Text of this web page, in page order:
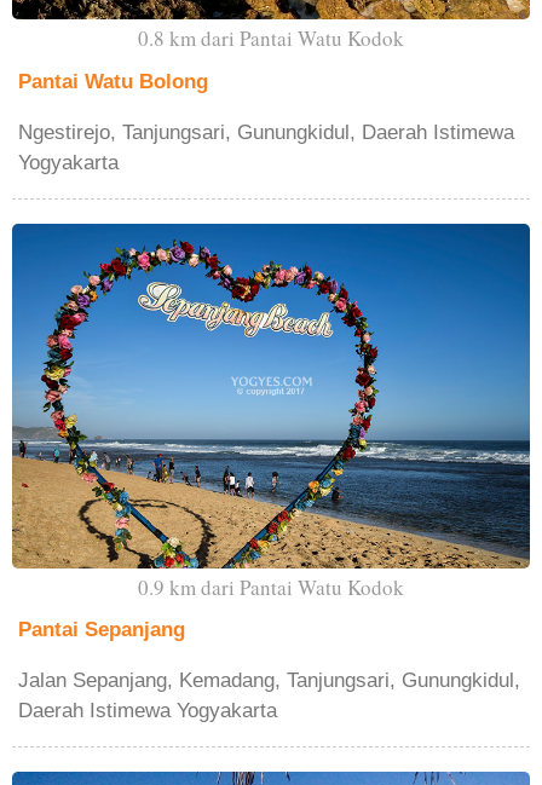
0.8 km dari Pantai Watu Kodok
Pantai Watu Bolong
Ngestirejo, Tanjungsari, Gunungkidul, Daerah Istimewa
Yogyakarta
0.9 km dari Pantai Watu Kodok
Pantai Sepanjang
Jalan Sepanjang, Kemadang, Tanjungsari, Gunungkidul,
Daerah Istimewa Yogyakarta